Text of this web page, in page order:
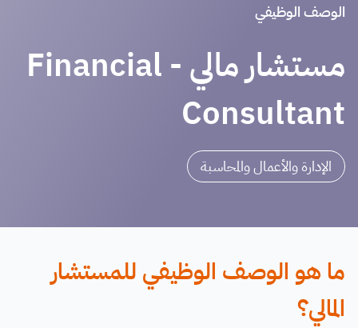
الوصف الوظيفي
مستشار مالي - Financial
Consultant
الإدارة والأعمال والمحاسبة
ما هو الوصف الوظيفي للمستشار
المالي؟